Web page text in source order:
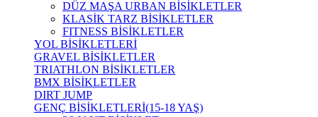
DÜZ MAŞA URBAN BİSİKLETLER
KLASİK TARZ BİSİKLETLER
FITNESS BİSİKLETLER
YOL BİSİKLETLERİ
GRAVEL BİSİKLETLER
TRIATHLON BİSİKLETLER
BMX BİSİKLETLER
DIRT JUMP
GENÇ BİSİKLETLERİ(15-18 YAŞ)